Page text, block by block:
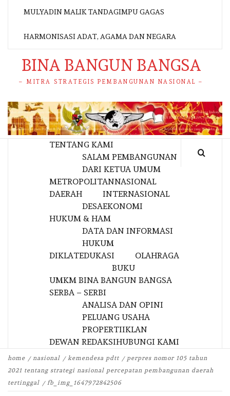
MULYADIN MALIK TANDAGIMPU GAGAS
HARMONISASI ADAT, AGAMA DAN NEGARA
BINA BANGUN BANGSA
– MITRA STRATEGIS PEMBANGUNAN NASIONAL –
TENTANG KAMI
SALAM PEMBANGUNAN
DARI KETUA UMUM
METROPOLITANNASIONAL
DAERAH
DESA
INTERNASIONAL
EKONOMI
HUKUM & HAM
DATA DAN INFORMASI
HUKUM
DIKLATEDUKASI
BUKU
OLAHRAGA
UMKM BINA BANGUN BANGSA
SERBA – SERBI
ANALISA DAN OPINI
PELUANG USAHA
PROPERTIIKLAN
DEWAN REDAKSIHUBUNGI KAMI
home nasional kemendesa pdtt
perpres nomor 105 tahun
2021 tentang strategi nasional percepatan pembangunan daerah
tertinggal
fb_img_1647972842506